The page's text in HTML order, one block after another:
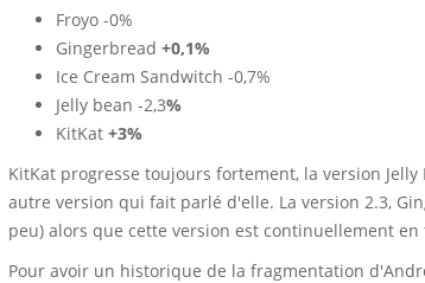
Froyo -0%
Gingerbread +0,1%
Ice Cream Sandwitch -0,7%
Jelly bean -2,3%
KitKat +3%
KitKat progresse toujours fortement, la version
autre version qui fait parlé d'elle. La version 2.3,
peu) alors que cette version est continuellement
Pour avoir un historique de la fragmentation